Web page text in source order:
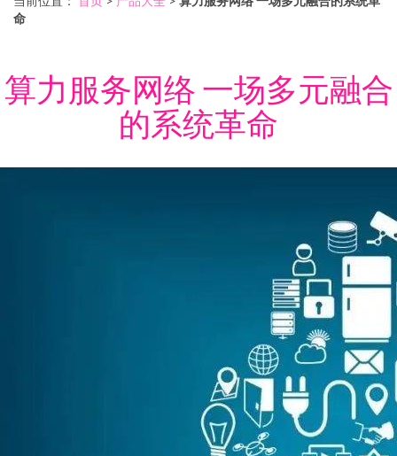
命
算力服务网络 一场多元融合
的系统革命